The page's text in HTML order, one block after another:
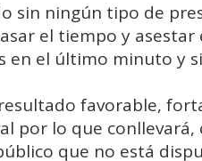
sin ningún tipo de
el tiempo y asestar
en el último minuto y
favorable,
por lo que
que no está